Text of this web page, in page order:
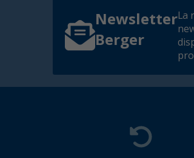
Newsletter
Berger
La